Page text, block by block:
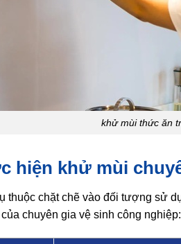
khử mùi thức ăn
hiện khử mùi
thuộc chặt chẽ vào đối tượng sử
chuyên gia vệ sinh công nghiệp: